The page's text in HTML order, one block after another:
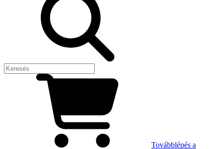
Továbblépés a